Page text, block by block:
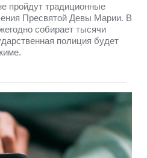
пройдут традиционные
Пресвятой Девы Марии. В
собирает тысячи
полиция будет